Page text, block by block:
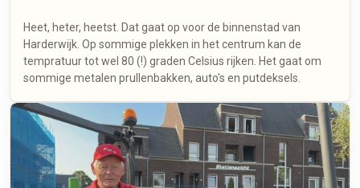
Heet, heter, heetst. Dat gaat op voor de binnenstad van
Harderwijk. Op sommige plekken in het centrum kan de
tempratuur tot wel 80 (!) graden Celsius rijken. Het gaat om
sommige metalen prullenbakken, auto's en putdeksels.